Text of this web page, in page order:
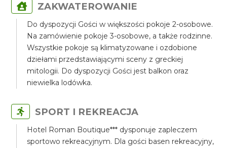
ZAKWATEROWANIE
Do dyspozycji Gości w większości pokoje 2-osobowe.
Na zamówienie pokoje 3-osobowe, a także rodzinne.
Wszystkie pokoje są klimatyzowane i ozdobione
dziełami przedstawiającymi sceny z greckiej
mitologii. Do dyspozycji Gości jest balkon oraz
niewielka lodówka.
SPORT I REKREACJA
Hotel Roman Boutique*** dysponuje zapleczem
sportowo rekreacyjnym. Dla gości basen rekreacyjny,